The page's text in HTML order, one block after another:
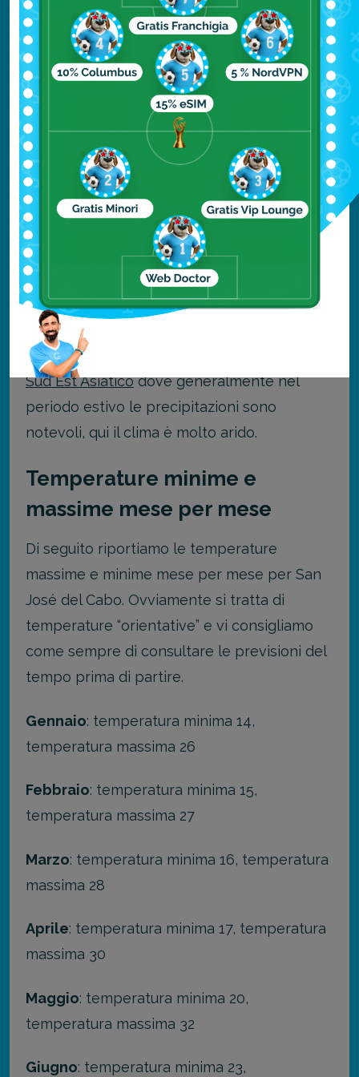
Dal punto di vista climatico, il periodo
migliore per visitare San José del Cabo è tra
maggio e giugno, lontano dal turismo di
massa ma ideale per abbronzarsi. Ad ogni
modo, se decidete di recarvi in vacanza a
San José del Cabo è consigliabile prenotare
in anticipo, facendo così è possibile anche
trovare qualche buona offerta.
Il clima di San José del Cabo
Il clima di San José del Cabo è ottimale per
le vacanze perché da quelle parti, anche se
può fare molto caldo, non piove quasi mai.
Diversamente da quanto accade nel
Sud Est Asiaticodove generalmente nel
periodo estivo le precipitazioni sono
notevoli, qui il clima è molto arido.
Temperature minime e
massime mese per mese
Di seguito riportiamo le temperature
massime e minime mese per mese per San
José del Cabo. Ovviamente si tratta di
temperature “orientative” e vi consigliamo
come sempre di consultare le previsioni del
tempo prima di partire.
Gennaio: temperatura minima 14,
temperatura massima 26
Febbraio: temperatura minima 15,
temperatura massima 27
Marzo: temperatura minima 16, temperatura
massima 28
Aprile: temperatura minima 17, temperatura
massima 30
Maggio: temperatura minima 20,
temperatura massima 32
Giugno: temperatura minima 23,